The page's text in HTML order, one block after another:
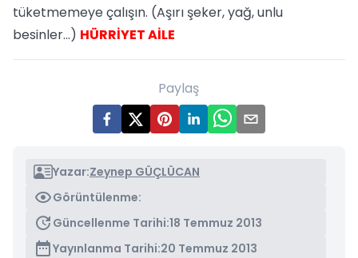
tüketmemeye çalışın. (Aşırı şeker, yağ, unlu
besinler…) HÜRRİYET AİLE
Paylaş
Yazar:Zeynep GÜÇLÜCAN
Görüntülenme:
Güncellenme Tarihi:18 Temmuz 2013
Yayınlanma Tarihi:20 Temmuz 2013